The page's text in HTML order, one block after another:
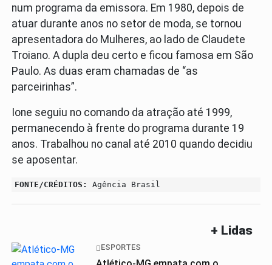
num programa da emissora. Em 1980, depois de
atuar durante anos no setor de moda, se tornou
apresentadora do Mulheres, ao lado de Claudete
Troiano. A dupla deu certo e ficou famosa em São
Paulo. As duas eram chamadas de “as
parceirinhas”.
Ione seguiu no comando da atração até 1999,
permanecendo à frente do programa durante 19
anos. Trabalhou no canal até 2010 quando decidiu
se aposentar.
FONTE/CRÉDITOS: Agência Brasil
+ Lidas
ESPORTES